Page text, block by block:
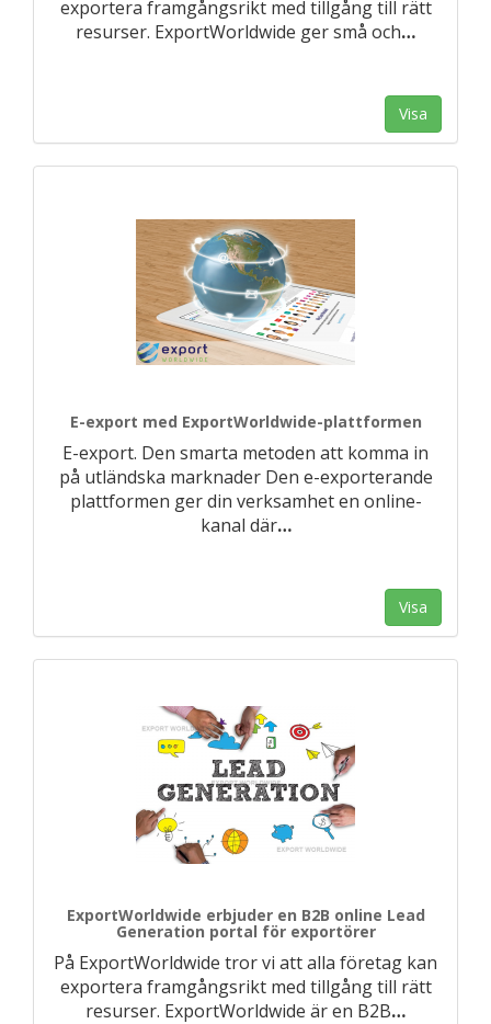
exportera framgångsrikt med tillgång till rätt
resurser. ExportWorldwide ger små och…
Visa
E-export med ExportWorldwide-plattformen
E-export. Den smarta metoden att komma in
på utländska marknader Den e-exporterande
plattformen ger din verksamhet en online-
kanal där…
Visa
ExportWorldwide erbjuder en B2B online Lead
Generation portal för exportörer
På ExportWorldwide tror vi att alla företag kan
exportera framgångsrikt med tillgång till rätt
resurser. ExportWorldwide är en B2B…